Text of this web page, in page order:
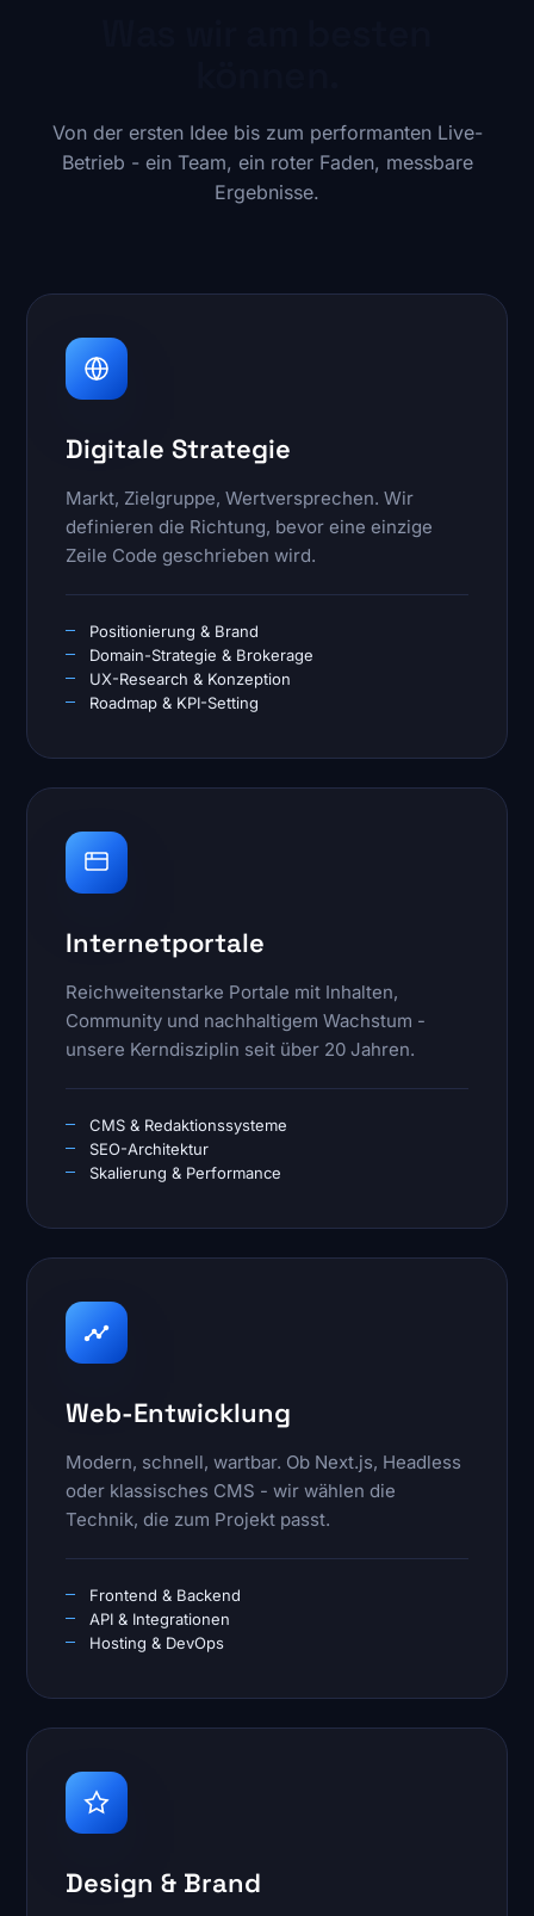
Von der ersten Idee bis zum performanten Live-
Betrieb - ein Team, ein roter Faden, messbare
Ergebnisse.
Digitale Strategie
Markt, Zielgruppe, Wertversprechen. Wir
definieren die Richtung, bevor eine einzige
Zeile Code geschrieben wird.
Positionierung & Brand
Domain-Strategie & Brokerage
UX-Research & Konzeption
Roadmap & KPI-Setting
Internetportale
Reichweitenstarke Portale mit Inhalten,
Community und nachhaltigem Wachstum -
unsere Kerndisziplin seit über 20 Jahren.
CMS & Redaktionssysteme
SEO-Architektur
Skalierung & Performance
Web-Entwicklung
Modern, schnell, wartbar. Ob Next.js, Headless
oder klassisches CMS - wir wählen die
Technik, die zum Projekt passt.
Frontend & Backend
API & Integrationen
Hosting & DevOps
Design & Brand